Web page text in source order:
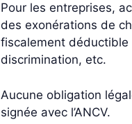
Pour les entreprises,
des exonérations de
fiscalement déductible
discrimination, etc.
Aucune obligation
signée avec l’ANCV.